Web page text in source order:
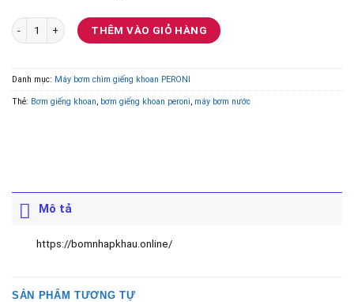
Bơm chìm giếng khoan Peroni Model 2PRm140-0.37 0.37Kw số lượng
THÊM VÀO GIỎ HÀNG
Danh mục: Máy bơm chìm giếng khoan PERONI
Thẻ: Bơm giếng khoan, bơm giếng khoan peroni, máy bơm nước
Mô tả
https://bomnhapkhau.online/
SẢN PHẨM TƯƠNG TỰ